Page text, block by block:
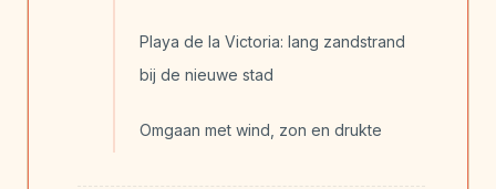
Playa de la Victoria: lang zandstrand
bij de nieuwe stad
Omgaan met wind, zon en drukte